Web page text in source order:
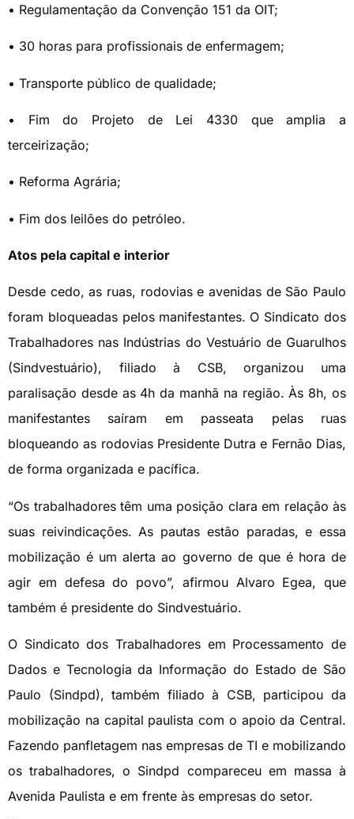
• Regulamentação da Convenção 151 da OIT;
• 30 horas para profissionais de enfermagem;
• Transporte público de qualidade;
• Fim do Projeto de Lei 4330 que amplia a
terceirização;
• Reforma Agrária;
• Fim dos leilões do petróleo.
Atos pela capital e interior
Desde cedo, as ruas, rodovias e avenidas de São Paulo
foram bloqueadas pelos manifestantes. O Sindicato dos
Trabalhadores nas Indústrias do Vestuário de Guarulhos
(Sindvestuário), filiado à CSB, organizou uma
paralisação desde as 4h da manhã na região. Às 8h, os
manifestantes saíram em passeata pelas ruas
bloqueando as rodovias Presidente Dutra e Fernão Dias,
de forma organizada e pacífica.
“Os trabalhadores têm uma posição clara em relação às
suas reivindicações. As pautas estão paradas, e essa
mobilização é um alerta ao governo de que é hora de
agir em defesa do povo”, afirmou Alvaro Egea, que
também é presidente do Sindvestuário.
O Sindicato dos Trabalhadores em Processamento de
Dados e Tecnologia da Informação do Estado de São
Paulo (Sindpd), também filiado à CSB, participou da
mobilização na capital paulista com o apoio da Central.
Fazendo panfletagem nas empresas de TI e mobilizando
os trabalhadores, o Sindpd compareceu em massa à
Avenida Paulista e em frente às empresas do setor.